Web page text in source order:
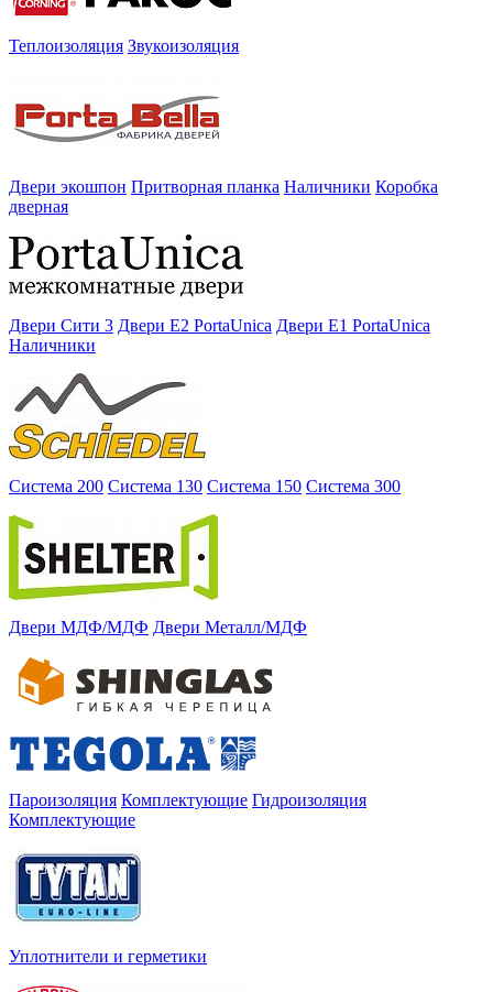
Теплоизоляция Звукоизоляция
Двери экошпон Притворная планка Наличники Коробка
дверная
Двери Сити 3 Двери E2 PortaUnica Двери E1 PortaUnica
Наличники
Система 200 Система 130 Система 150 Система 300
Двери МДФ/МДФ Двери Металл/МДФ
Пароизоляция Комплектующие Гидроизоляция
Комплектующие
Уплотнители и герметики